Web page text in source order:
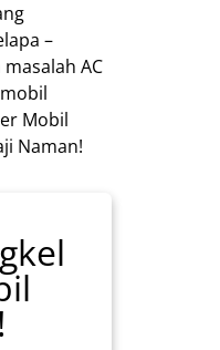
–
AC
Mobil
Naman!